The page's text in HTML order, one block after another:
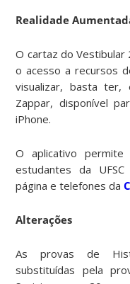
Realidade
O cartaz do Vestibular
o acesso a recursos
visualizar, basta ter,
Zappar, disponível
iPhone.
O aplicativo
estudantes da
página e telefones da
Alterações
As provas de
substituídas pela